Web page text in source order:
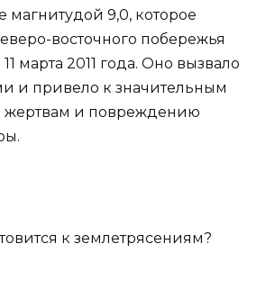
магнитудой 9,0, которое
восточного побережья
марта 2011 года. Оно вызвало
и привело к значительным
жертвам и повреждению
к землетрясениям?